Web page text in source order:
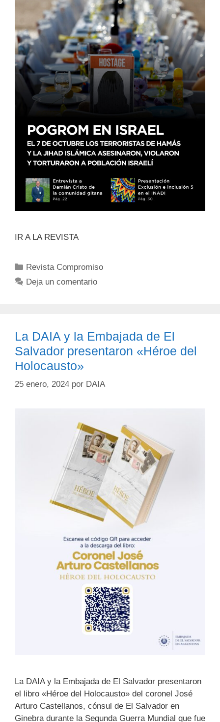
IR A LA REVISTA
Revista Compromiso
Deja un comentario
La DAIA y la Embajada de El
Salvador presentaron «Héroe del
Holocausto»
25 enero, 2024 por DAIA
La DAIA y la Embajada de El Salvador presentaron
el libro «Héroe del Holocausto» del coronel José
Arturo Castellanos, cónsul de El Salvador en
Ginebra durante la Segunda Guerra Mundial que fue